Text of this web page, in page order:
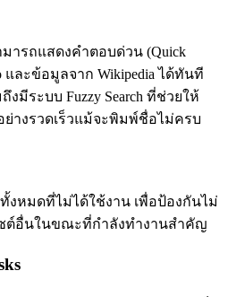
มารถแสดงคำตอบด่วน (Quick
และข้อมูลจาก Wikipedia ได้ทันที
งมีระบบ Fuzzy Search ที่ช่วยให้
ย่างรวดเร็วแม้จะพิมพ์ชื่อไม่ครบ
งหมดที่ไม่ได้ใช้งาน เพื่อป้องกันไม่
ซต์อื่นในขณะที่กำลังทำงานสำคัญ